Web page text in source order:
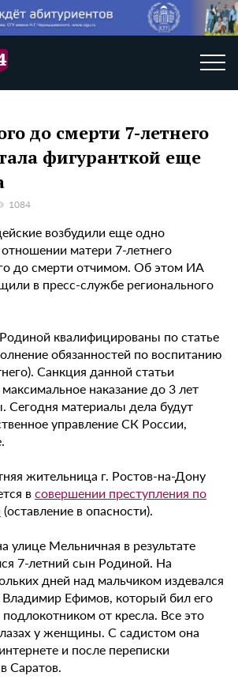
до смерти 7-летнего
фигуранткой еще
1084
возбудили еще одно
матери 7-летнего
до смерти отчимом. Об этом ИА
в пресс-службе регионального
квалифицированы по статье
обязанностей по воспитанию
Санкция данной статьи
наказание до 3 лет
Сегодня материалы дела будут
управление СК России,
жительница г. Ростов-на-Дону
всовершении преступления по
(оставление в опасности).
улице Мельничная в результате
7-летний сын Родиной. На
дней над мальчиком издевался
Ефимов, который бил его
от кресла. Все это
у женщины. С садистом она
и после переписки
Саратов.